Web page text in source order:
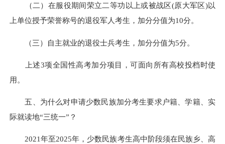
（二）在服役期间荣立二等功以上或被战区(原大军区)以
上单位授予荣誉称号的退役军人考生，加分分值为10分。
（三）自主就业的退役士兵考生，加分分值为5分。
上述3项全国性高考加分项目，可面向所有高校投档时使
用。
五、为什么对申请少数民族加分考生要求户籍、学籍、实
际就读地“三统一”？
2021年至2025年，少数民族考生高中阶段须在民族乡、高